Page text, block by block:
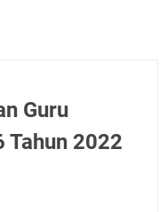
Guru
Tahun 2022